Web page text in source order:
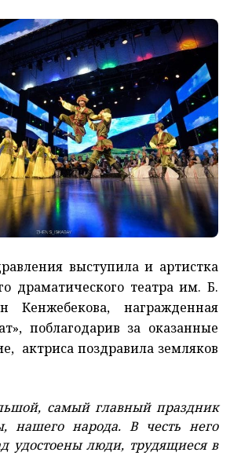
выступила и артистка
драматического театра им. Б.
Кенжебекова, награжденная
поблагодарив за оказанные
актриса поздравила земляков
самый главный праздник
нашего народа. В честь него
удостоены люди, трудящиеся в